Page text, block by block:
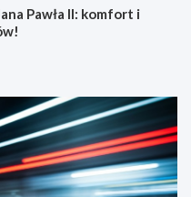
Pawła II: komfort i